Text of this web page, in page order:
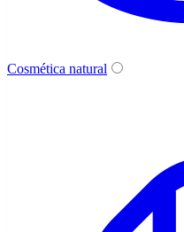
Cosmética natural